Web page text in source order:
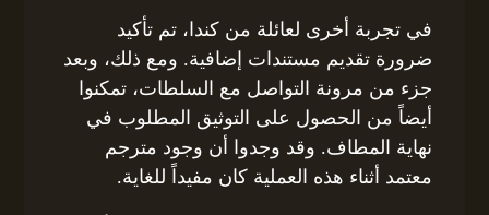
في تجربة أخرى لعائلة من كندا، تم تأكيد
ضرورة تقديم مستندات إضافية. ومع ذلك، وبعد
جزء من مرونة التواصل مع السلطات، تمكنوا
أيضاً من الحصول على التوثيق المطلوب في
نهاية المطاف. وقد وجدوا أن وجود مترجم
معتمد أثناء هذه العملية كان مفيداً للغاية.